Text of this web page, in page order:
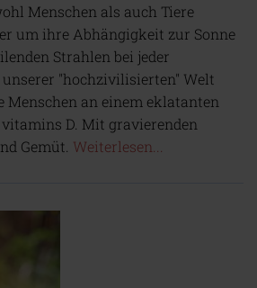
Menschen als auch Tiere
um ihre Abhängigkeit zur Sonne
Strahlen bei jeder
"hochzivilisierten" Welt
Menschen an einem eklatanten
vitamins D. Mit gravierenden
Gemüt. Weiterlesen...